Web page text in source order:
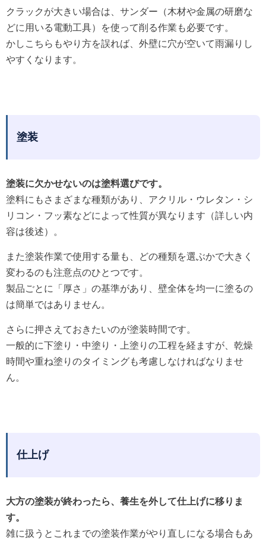
クラックが大きい場合は、サンダー（木材や金属の研磨な
どに用いる電動工具）を使って削る作業も必要です。
かしこちらもやり方を誤れば、外壁に穴が空いて雨漏りし
やすくなります。
塗装
塗装に欠かせないのは塗料選びです。
塗料にもさまざまな種類があり、アクリル・ウレタン・シ
リコン・フッ素などによって性質が異なります（詳しい内
容は後述）。
また塗装作業で使用する量も、どの種類を選ぶかで大きく
変わるのも注意点のひとつです。
製品ごとに「厚さ」の基準があり、壁全体を均一に塗るの
は簡単ではありません。
さらに押さえておきたいのが塗装時間です。
一般的に下塗り・中塗り・上塗りの工程を経ますが、乾燥
時間や重ね塗りのタイミングも考慮しなければなりませ
ん。
仕上げ
大方の塗装が終わったら、養生を外して仕上げに移りま
す。
雑に扱うとこれまでの塗装作業がやり直しになる場合もあ